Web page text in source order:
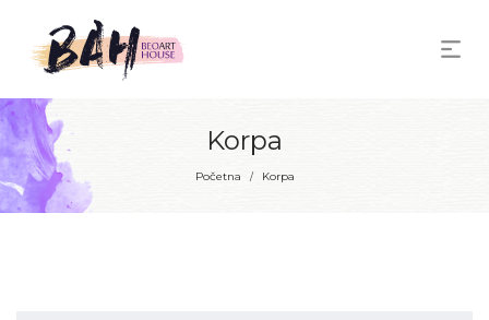
Korpa
Početna / Korpa